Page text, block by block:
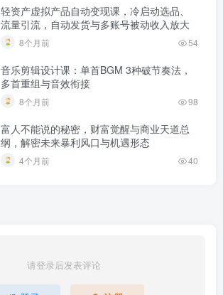
轻资产虚拟产品自动变现课，冷启动选品、
流量引流，自动发货与多账号被动收入放大
8个月前 54
音乐剪辑设计课：单首BGM 3种破节奏法，
多首重组与音效衔接
8个月前 98
富人不能说的秘密，财富觉醒与商业天道总
纲，解密未来暴利风口与机遇形态
4个月前 40
请登录后发表评论